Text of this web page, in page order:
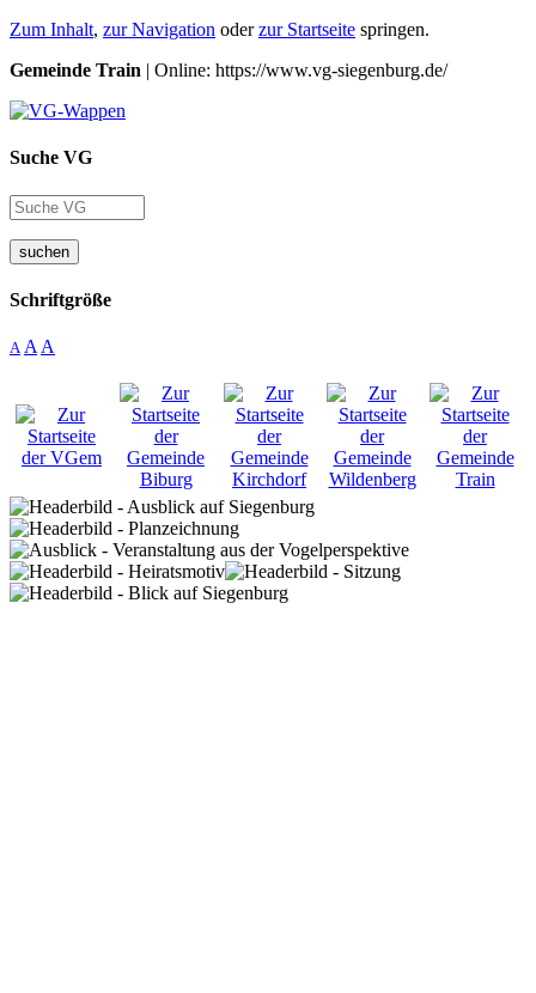
Zum Inhalt, zur Navigation oderzur Startseite springen.
Gemeinde Train | Online: https://www.vg-siegenburg.de/
Suche VG
suchen
Schriftgröße
A A A